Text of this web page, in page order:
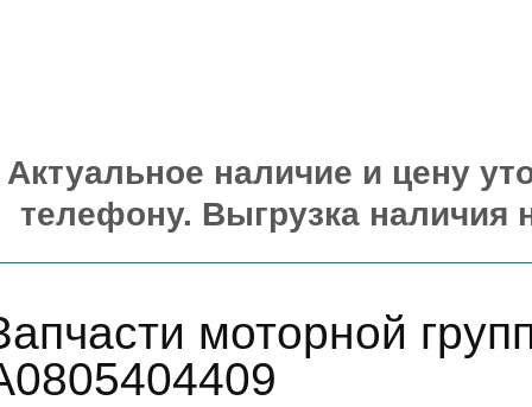
Актуальное наличие и цену
телефону. Выгрузка наличия
моторной